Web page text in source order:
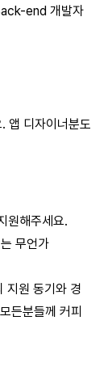
end 개발자
앱 디자이너분도
원해주세요.
무언가
지원 동기와 경
든분들께 커피